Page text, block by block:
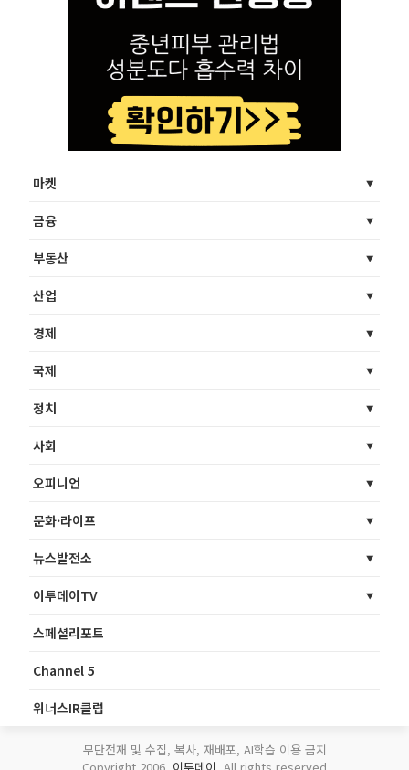
마켓
금융
부동산
산업
경제
국제
정치
사회
오피니언
문화·라이프
뉴스발전소
이투데이TV
스페셜리포트
Channel 5
위너스IR클럽
무단전재 및 수집, 복사, 재배포, AI학습 이용 금지
Copyright 2006. 이투데이 . All rights reserved